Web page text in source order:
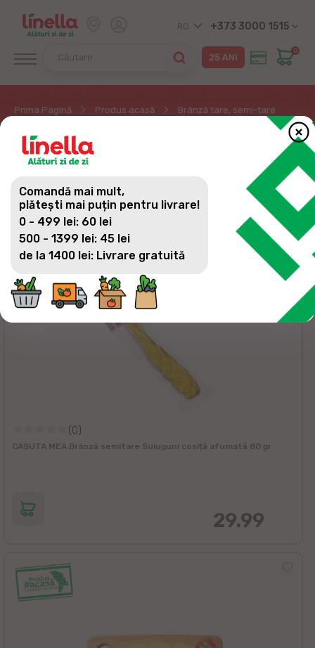
RO +373 3000 1515
0
Prima Pagină Produs acasă Brânză tare, semi-tare
BRÂNZĂ TARE, SEMI-
(0)
CASUTA MEA Brânză semitare Suluguni cosiță afumată 80 gr
29.99
Comandă mai mult,
plătești mai puțin pentru livrare!
0 - 499 lei: 60 lei
500 - 1399 lei: 45 lei
de la 1400 lei: Livrare gratuită